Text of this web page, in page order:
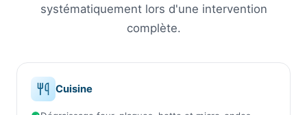
systématiquement lors d'une intervention
complète.
Cuisine